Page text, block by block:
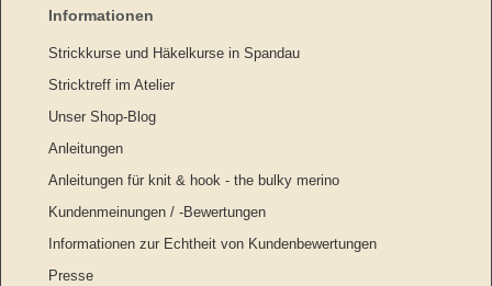
Informationen
Strickkurse und Häkelkurse in Spandau
Stricktreff im Atelier
Unser Shop-Blog
Anleitungen
Anleitungen für knit & hook - the bulky merino
Kundenmeinungen / -Bewertungen
Informationen zur Echtheit von Kundenbewertungen
Presse